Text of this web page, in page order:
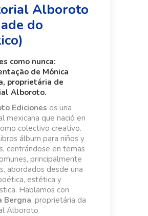
Alboroto
do
como nunca:
de Mónica
proprietária de
Alboroto.
Ediciones es una
mexicana que nació en
colectivo creativo.
álbum para niños y
centrándose en temas
principalmente
abordados desde una
estética y
Hablamos con
Bergna, proprietária da
Alboroto